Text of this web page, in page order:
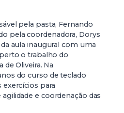
pela pasta, Fernando
pela coordenadora, Dorys
aula inaugural com uma
o trabalho do
de Oliveira. Na
do curso de teclado
para
e coordenação das